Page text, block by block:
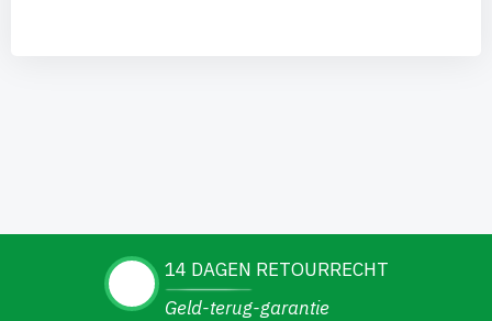
14 DAGEN RETOURRECHT
Geld-terug-garantie